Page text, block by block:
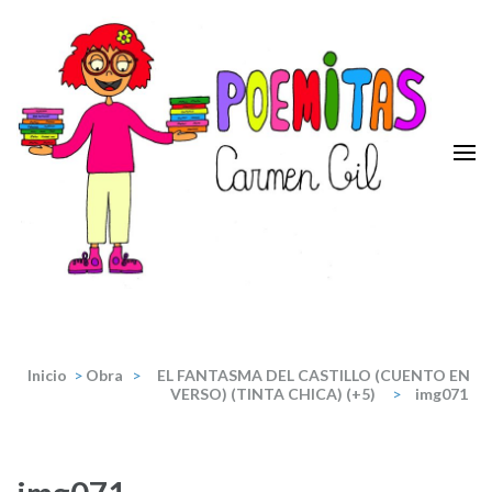
contenido
(presiona
tecla
Inicio > Obra >
EL FANTASMA DEL CASTILLO (CUENTO EN
VERSO) (TINTA CHICA) (+5)
> img071